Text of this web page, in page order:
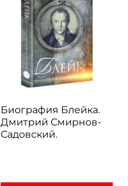
Биография Блейка.
Дмитрий Смирнов-
Садовский.